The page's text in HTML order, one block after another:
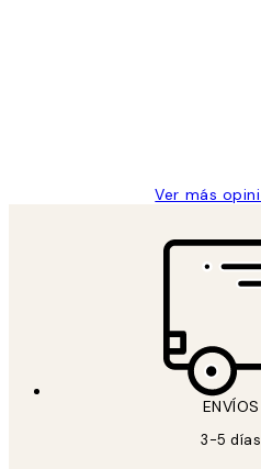
Ver más
3-5